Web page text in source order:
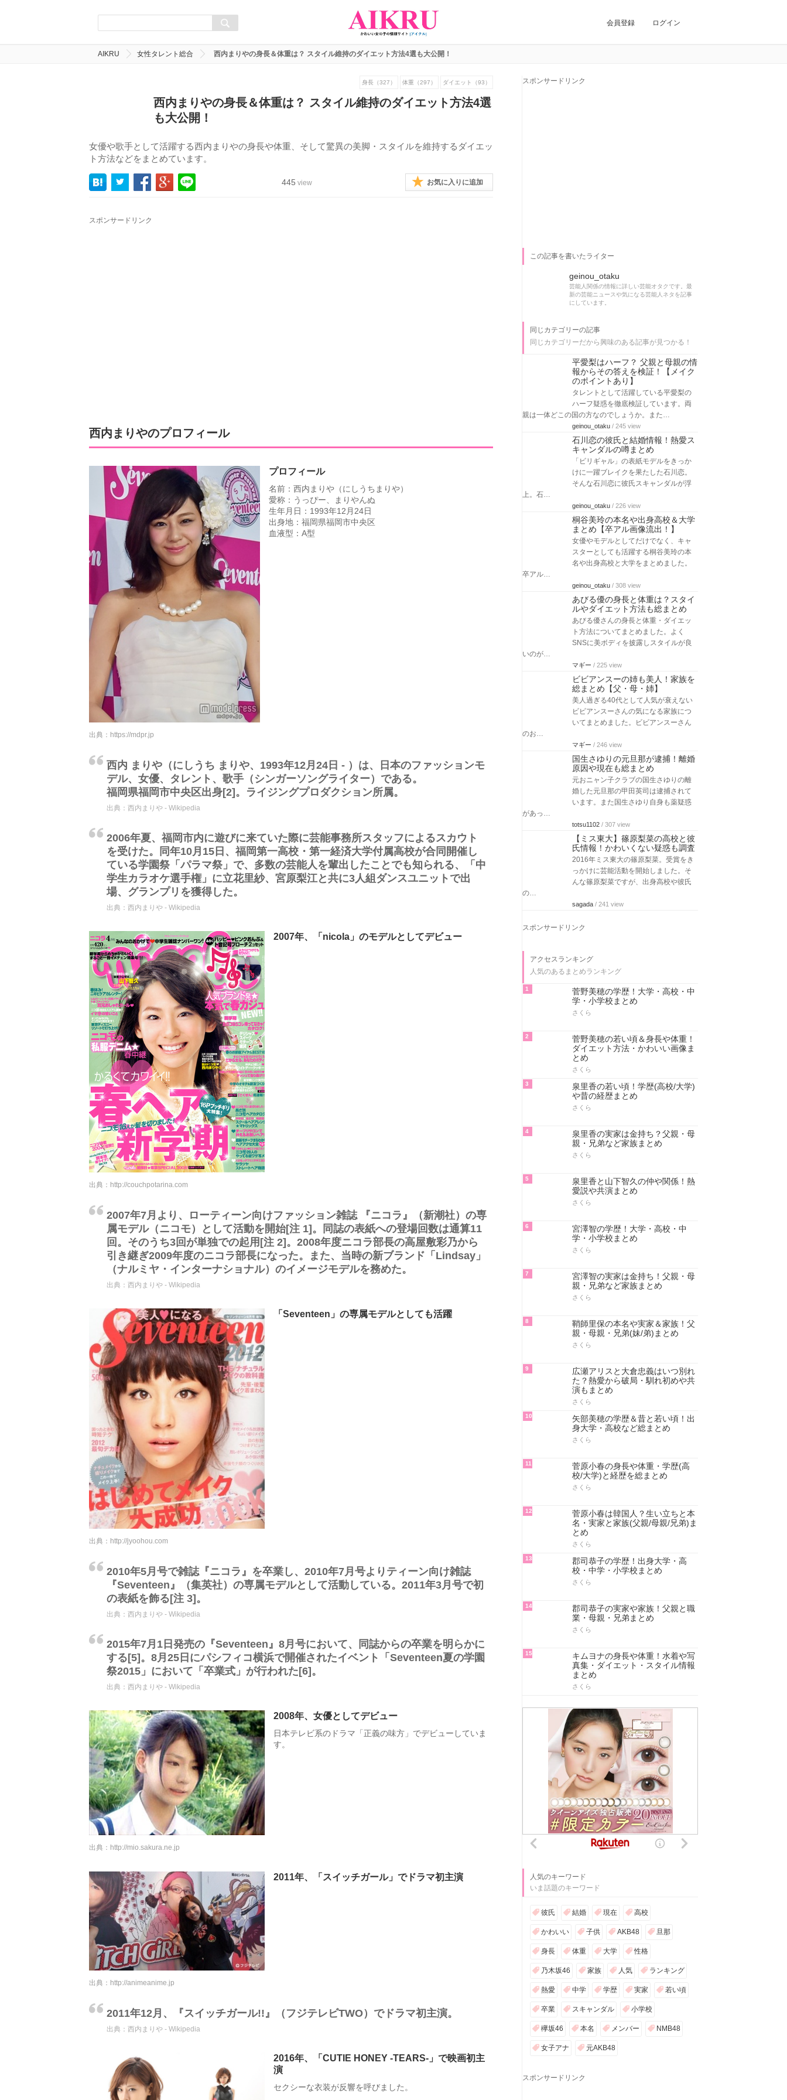
会員登録 ログイン
AIKRU 女性タレント総合 西内まりやの身長＆体重は？ スタイル維持のダイエット方法4選も大公開！
身長（327） 体重（297） ダイエット（93）
西内まりやの身長＆体重は？ スタイル維持のダイエット方法4選
も大公開！
女優や歌手として活躍する西内まりやの身長や体重、そして驚異の美脚・スタイルを維持するダイエッ
ト方法などをまとめています。
445 view お気に入りに追加
スポンサードリンク
西内まりやのプロフィール
プロフィール
名前：西内まりや（にしうちまりや）
愛称：うっぴー、まりやんぬ
生年月日：1993年12月24日
出身地：福岡県福岡市中央区
血液型：A型
出典： https://mdpr.jp
西内 まりや（にしうち まりや、1993年12月24日 - ）は、日本のファッションモ
デル、女優、タレント、歌手（シンガーソングライター）である。
福岡県福岡市中央区出身[2]。ライジングプロダクション所属。
出典： 西内まりや - Wikipedia
2006年夏、福岡市内に遊びに来ていた際に芸能事務所スタッフによるスカウト
を受けた。同年10月15日、福岡第一高校・第一経済大学付属高校が合同開催し
ている学園祭「パラマ祭」で、多数の芸能人を輩出したことでも知られる、「中
学生カラオケ選手権」に立花里紗、宮原梨江と共に3人組ダンスユニットで出
場、グランプリを獲得した。
出典： 西内まりや - Wikipedia
2007年、「nicola」のモデルとしてデビュー
出典： http://couchpotarina.com
2007年7月より、ローティーン向けファッション雑誌 『ニコラ』（新潮社）の専
属モデル（ニコモ）として活動を開始[注 1]。同誌の表紙への登場回数は通算11
回。そのうち3回が単独での起用[注 2]。2008年度ニコラ部長の高屋敷彩乃から
引き継ぎ2009年度のニコラ部長になった。また、当時の新ブランド「Lindsay」
（ナルミヤ・インターナショナル）のイメージモデルを務めた。
出典： 西内まりや - Wikipedia
「Seventeen」の専属モデルとしても活躍
出典： http://jyoohou.com
2010年5月号で雑誌『ニコラ』を卒業し、2010年7月号よりティーン向け雑誌
『Seventeen』（集英社）の専属モデルとして活動している。2011年3月号で初
の表紙を飾る[注 3]。
出典： 西内まりや - Wikipedia
2015年7月1日発売の『Seventeen』8月号において、同誌からの卒業を明らかに
する[5]。8月25日にパシフィコ横浜で開催されたイベント「Seventeen夏の学園
祭2015」において「卒業式」が行われた[6]。
出典： 西内まりや - Wikipedia
2008年、女優としてデビュー
日本テレビ系のドラマ「正義の味方」でデビューしていま
す。
出典： http://mio.sakura.ne.jp
2011年、「スイッチガール」でドラマ初主演
出典： http://animeanime.jp
2011年12月、『スイッチガール!!』（フジテレビTWO）でドラマ初主演。
出典： 西内まりや - Wikipedia
2016年、「CUTIE HONEY -TEARS-」で映画初主
演
セクシーな衣装が反響を呼びました。
スポンサードリンク
この記事を書いたライター
geinou_otaku
芸能人関係の情報に詳しい芸能オタクです。最
新の芸能ニュースや気になる芸能人ネタを記事
にしています。
同じカテゴリーの記事
同じカテゴリーだから興味のある記事が見つかる！
平愛梨はハーフ？ 父親と母親の情
報からその答えを検証！【メイク
のポイントあり】
タレントとして活躍している平愛梨の
ハーフ疑惑を徹底検証しています。両
親は一体どこの国の方なのでしょうか。また…
geinou_otaku / 245 view
石川恋の彼氏と結婚情報！熱愛ス
キャンダルの噂まとめ
「ビリギャル」の表紙モデルをきっか
けに一躍ブレイクを果たした石川恋。
そんな石川恋に彼氏スキャンダルが浮
上。石…
geinou_otaku / 226 view
桐谷美玲の本名や出身高校＆大学
まとめ【卒アル画像流出！】
女優やモデルとしてだけでなく、キャ
スターとしても活躍する桐谷美玲の本
名や出身高校と大学をまとめました。
卒アル…
geinou_otaku / 308 view
あびる優の身長と体重は？スタイ
ルやダイエット方法も総まとめ
あびる優さんの身長と体重・ダイエッ
ト方法についてまとめました。よく
SNSに美ボディを披露しスタイルが良
いのが…
マギー / 225 view
ビビアンスーの姉も美人！家族を
総まとめ【父・母・姉】
美人過ぎる40代として人気が衰えない
ビビアンスーさんの気になる家族につ
いてまとめました。ビビアンスーさん
のお…
マギー / 246 view
国生さゆりの元旦那が逮捕！離婚
原因や現在も総まとめ
元おニャン子クラブの国生さゆりの離
婚した元旦那の甲田英司は逮捕されて
います。また国生さゆり自身も薬疑惑
があっ…
totsu1102 / 307 view
【ミス東大】篠原梨菜の高校と彼
氏情報！かわいくない疑惑も調査
2016年ミス東大の篠原梨菜。受賞をき
っかけに芸能活動を開始しました。そ
んな篠原梨菜ですが、出身高校や彼氏
の…
sagada / 241 view
スポンサードリンク
アクセスランキング
人気のあるまとめランキング
1
菅野美穂の学歴！大学・高校・中
学・小学校まとめ
さくら
2
菅野美穂の若い頃＆身長や体重！
ダイエット方法・かわいい画像ま
とめ
さくら
3
泉里香の若い頃！学歴(高校/大学)
や昔の経歴まとめ
さくら
4
泉里香の実家は金持ち？父親・母
親・兄弟など家族まとめ
さくら
5
泉里香と山下智久の仲や関係！熱
愛説や共演まとめ
さくら
6
宮澤智の学歴！大学・高校・中
学・小学校まとめ
さくら
7
宮澤智の実家は金持ち！父親・母
親・兄弟など家族まとめ
さくら
8
鞘師里保の本名や実家＆家族！父
親・母親・兄弟(妹/弟)まとめ
さくら
9
広瀬アリスと大倉忠義はいつ別れ
た？熱愛から破局・馴れ初めや共
演もまとめ
さくら
10
矢部美穂の学歴＆昔と若い頃！出
身大学・高校など総まとめ
さくら
11
菅原小春の身長や体重・学歴(高
校/大学)と経歴を総まとめ
さくら
12
菅原小春は韓国人？生い立ちと本
名・実家と家族(父親/母親/兄弟)ま
とめ
さくら
13
郡司恭子の学歴！出身大学・高
校・中学・小学校まとめ
さくら
14
郡司恭子の実家や家族！父親と職
業・母親・兄弟まとめ
さくら
15
キムヨナの身長や体重！水着や写
真集・ダイエット・スタイル情報
まとめ
さくら
人気のキーワード
いま話題のキーワード
彼氏 結婚 現在 高校
かわいい 子供 AKB48 旦那
身長 体重 大学 性格
乃木坂46 家族 人気 ランキング
熱愛 中学 学歴 実家 若い頃
卒業 スキャンダル 小学校
欅坂46 本名 メンバー NMB48
女子アナ 元AKB48
スポンサードリンク